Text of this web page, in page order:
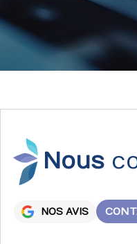
Nous
NOS AVIS